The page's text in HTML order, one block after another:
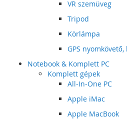
VR szemüveg
Tripod
Körlámpa
GPS nyomkövető,
Notebook & Komplett PC
Komplett gépek
All-In-One PC
Apple iMac
Apple MacBook